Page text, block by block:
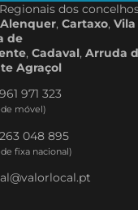
dos
Alenquer, Cartaxo,
de
, Cadaval, Arruda
Agraçol
971 323
móvel)
263 048 895
fixa nacional)